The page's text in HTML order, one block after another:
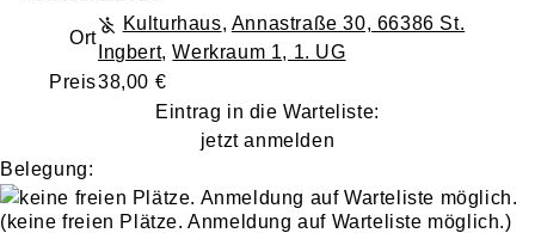
Ort
Kulturhaus, Annastraße 30, 66386 St.
Ingbert,Werkraum 1, 1. UG
Preis38,00 €
Eintrag in die Warteliste:
jetzt anmelden
Belegung:
(keine freien Plätze. Anmeldung auf Warteliste möglich.)